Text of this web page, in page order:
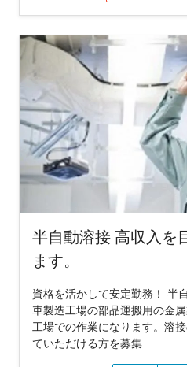
半自動溶接 高収入を
ます。
資格を活かして安定勤務！ 半
車製造工場の部品運搬用の金
工場での作業になります。溶
ていただける方を募集